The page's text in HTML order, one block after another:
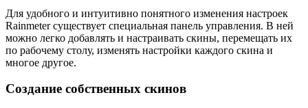
Для удобного и интуитивно понятного изменения настроек
Rainmeter существует специальная панель управления. В ней
можно легко добавлять и настраивать скины, перемещать их
по рабочему столу, изменять настройки каждого скина и
многое другое.
Создание собственных скинов